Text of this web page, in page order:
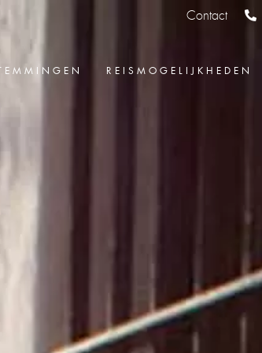
Contact
REISMOGELIJKHEDEN